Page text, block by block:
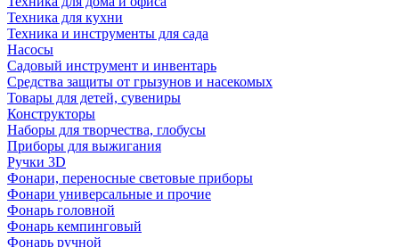
Техника для кухни
Техника и инструменты для сада
Насосы
Садовый инструмент и инвентарь
Средства защиты от грызунов и насекомых
Товары для детей, сувениры
Конструкторы
Наборы для творчества, глобусы
Приборы для выжигания
Ручки 3D
Фонари, переносные световые приборы
Фонари универсальные и прочие
Фонарь головной
Фонарь кемпинговый
Фонарь ручной